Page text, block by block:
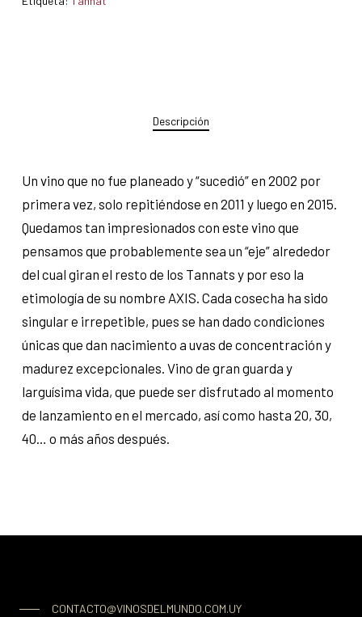
Descripción
Un vino que no fue planeado y “sucedió” en 2002 por
primera vez, solo repitiéndose en 2011 y luego en 2015.
Quedamos tan impresionados con este vino que
pensamos que probablemente sea un “eje” alrededor
del cual giran el resto de los Tannats y por eso la
etimología de su nombre AXIS. Cada cosecha ha sido
singular e irrepetible, pues se han dado condiciones
únicas que dan nacimiento a uvas de concentración y
madurez excepcionales. Vino de gran guarda y
larguísima vida, que puede ser disfrutado al momento
de lanzamiento en el mercado, así como hasta 20, 30,
40… o más años después.
CONTACTO@VINOSDELMUNDO.COM.UY